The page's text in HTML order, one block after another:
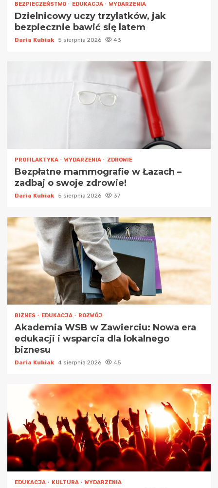
BEZPIECZEŃSTWO EDUKACJA WYDARZENIA
Dzielnicowy uczy trzylatków, jak
bezpiecznie bawić się latem
Daria Kubiak 5 sierpnia 2026 43
PROFILAKTYKA WYDARZENIA ZDROWIE
Bezpłatne mammografie w Łazach –
zadbaj o swoje zdrowie!
Daria Kubiak 5 sierpnia 2026 37
BIZNES EDUKACJA ROZWÓJ
Akademia WSB w Zawierciu: Nowa era
edukacji i wsparcia dla lokalnego
biznesu
Daria Kubiak 4 sierpnia 2026 45
EDUKACJA KULTURA WYDARZENIA